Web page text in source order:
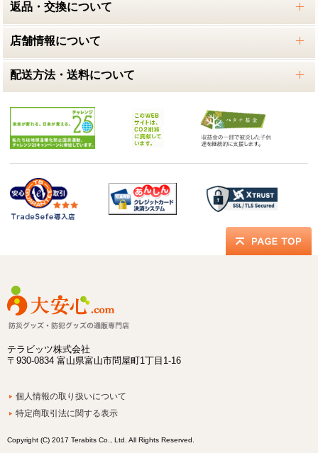
返品・交換について
店舗情報について
配送方法・送料について
テラビッツ株式会社
〒930-0834 富山県富山市問屋町1丁目1-16
個人情報の取り扱いについて
特定商取引法に関する表示
Copyright (C) 2017 Terabits Co., Ltd. All Rights Reserved.